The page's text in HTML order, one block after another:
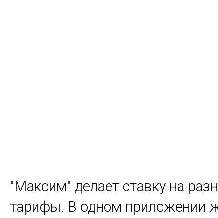
"Максим" делает ставку на
тарифы. В одном приложении